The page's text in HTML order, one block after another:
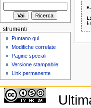
strumenti
Puntano qui
Modifiche correlate
Pagine speciali
Versione stampabile
Link permanente